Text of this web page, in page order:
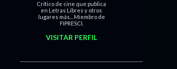
Crítico de cine que publica
en Letras Libres y otros
lugares más... Miembro de
FIPRESCI.
VISITAR PERFIL